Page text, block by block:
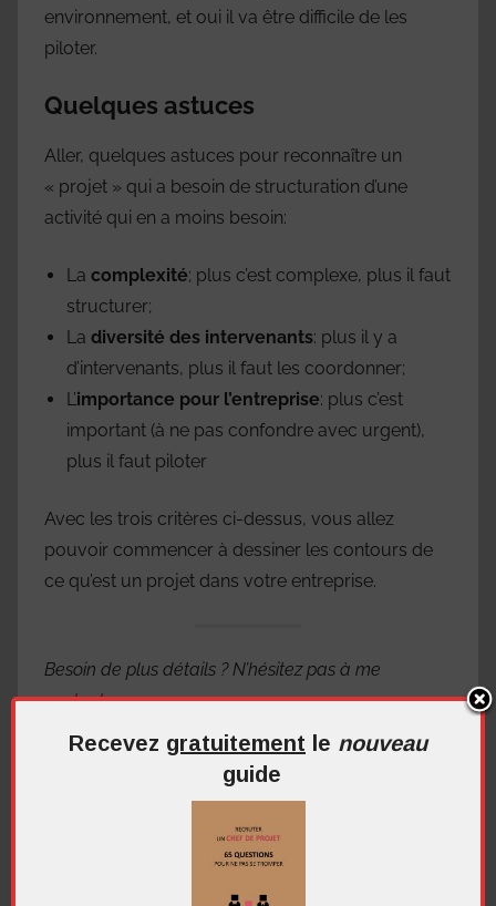
environnement, et oui il va être difficile de les
piloter.
Quelques astuces
Aller, quelques astuces pour reconnaître un
« projet » qui a besoin de structuration d’une
activité qui en a moins besoin:
La complexité; plus c’est complexe, plus il faut
structurer;
La diversité des intervenants: plus il y a
d’intervenants, plus il faut les coordonner;
L’importance pour l’entreprise: plus c’est
important (à ne pas confondre avec urgent),
plus il faut piloter
Avec les trois critères ci-dessus, vous allez
pouvoir commencer à dessiner les contours de
ce qu’est un projet dans votre entreprise.
Besoin de plus détails ? N’hésitez pas à me
contacter.
définition,projet
Recevez gratuitement le nouveau
guide